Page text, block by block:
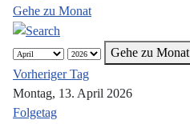
Gehe zu Monat
Gehe zu Monat
Vorheriger Tag
Montag, 13. April 2026
Folgetag